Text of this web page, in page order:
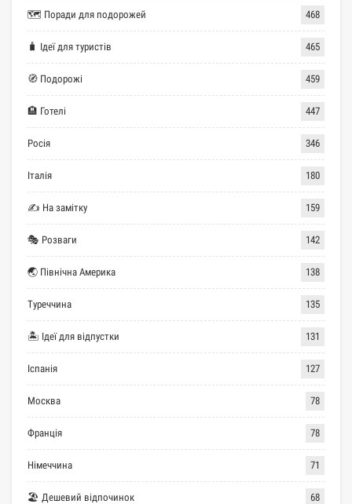
🗺 Поради для подорожей 468
🧳 Ідеї для туристів 465
🧭 Подорожі 459
🏨 Готелі 447
Росія 346
Італія 180
✍ На замітку 159
🎭 Розваги 142
🌏 Північна Америка 138
Туреччина 135
🏝 Ідеї для відпустки 131
Іспанія 127
Москва 78
Франція 78
Німеччина 71
🏖 Дешевий відпочинок 68